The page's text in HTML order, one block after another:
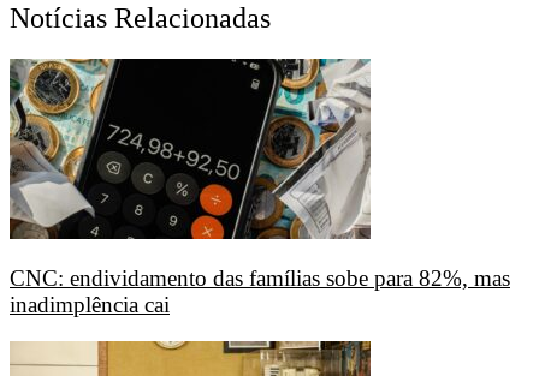
Notícias Relacionadas
CNC: endividamento das famílias sobe para 82%, mas
inadimplência cai